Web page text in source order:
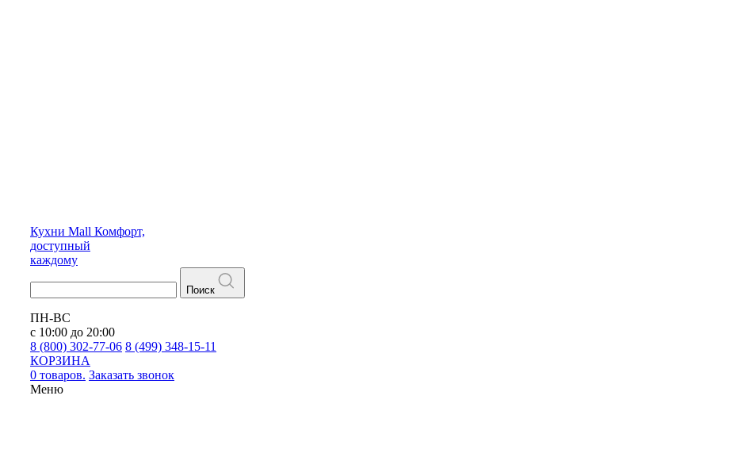
Кухни Mall Комфорт,
доступный
каждому
Поиск
ПН-ВС
с 10:00 до 20:00
8 (800) 302-77-06 8 (499) 348-15-11
КОРЗИНА
0 товаров. Заказать звонок
Меню